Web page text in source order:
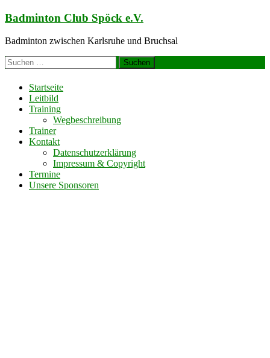
Zum
springen
Badminton Club Spöck e.V.
Badminton zwischen Karlsruhe und Bruchsal
Suchen
nach:
Startseite
Leitbild
Training
Wegbeschreibung
Trainer
Kontakt
Datenschutzerklärung
Impressum & Copyright
Termine
Unsere Sponsoren